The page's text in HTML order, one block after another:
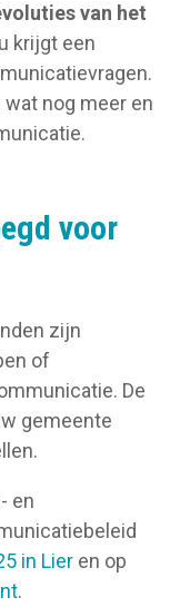
van het
krijgt een
nog meer en
voor
zijn
of
De
gemeente
en
in Lier en op
.